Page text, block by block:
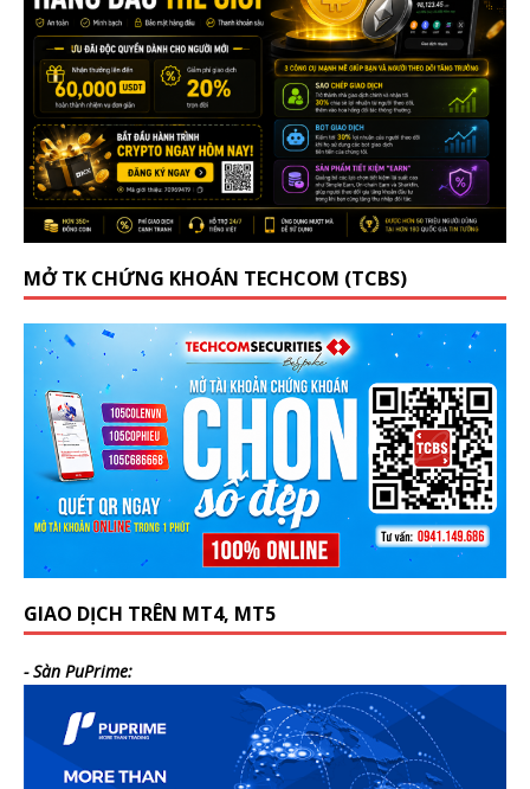
MỞ TK CHỨNG KHOÁN TECHCOM (TCBS)
GIAO DỊCH TRÊN MT4, MT5
- Sàn PuPrime: